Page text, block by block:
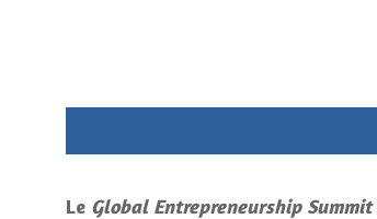
Le Global Entrepreneurship Summit